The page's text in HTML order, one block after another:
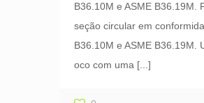
B36.10M e ASME B36.19M.
seção circular em
B36.10M e ASME B36.19M.
oco com uma [...]